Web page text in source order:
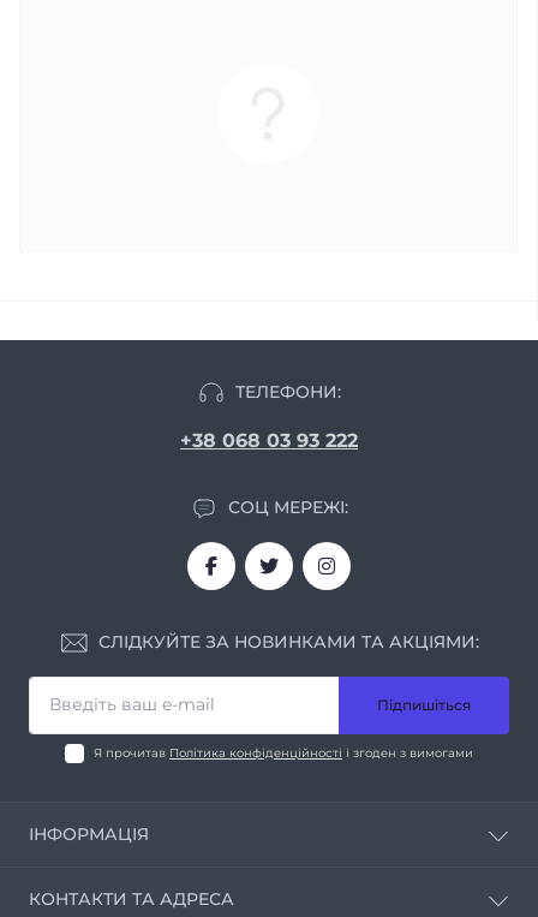
ТЕЛЕФОНИ:
+38 068 03 93 222
СОЦ МЕРЕЖІ:
СЛІДКУЙТЕ ЗА НОВИНКАМИ ТА АКЦІЯМИ:
Підпишіться
Я прочитав Політика конфіденційності і згоден з вимогами
ІНФОРМАЦІЯ
Умови співпраці
КОНТАКТИ ТА АДРЕСА